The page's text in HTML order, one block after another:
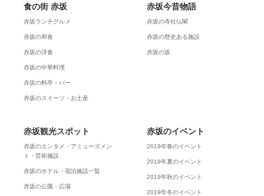
食の街 赤坂
赤坂ランチグルメ
赤坂の和食
赤坂の洋食
赤坂の中華料理
赤坂の料亭・バー
赤坂のスイーツ・お土産
赤坂今昔物語
赤坂の寺社仏閣
赤坂の歴史ある施設
赤坂の坂
赤坂観光スポット
赤坂のエンタメ・アミューズメン
ト・芸術施設
赤坂のホテル・宿泊施設一覧
赤坂の公園・広場
赤坂のイベント
2019年春のイベント
2019年夏のイベント
2019年秋のイベント
2019年冬のイベント